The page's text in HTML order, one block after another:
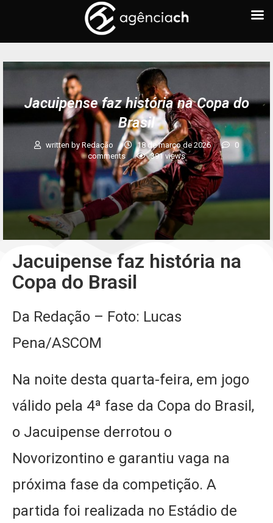
Jacuipense faz história na Copa do
Brasil
written by Redação 18 de março de 2026
0
comments
391 views
Jacuipense faz história na
Copa do Brasil
Da Redação – Foto: Lucas
Pena/ASCOM
Na noite desta quarta-feira, em jogo
válido pela 4ª fase da Copa do Brasil,
o Jacuipense derrotou o
Novorizontino e garantiu vaga na
próxima fase da competição. A
partida foi realizada no Estádio de